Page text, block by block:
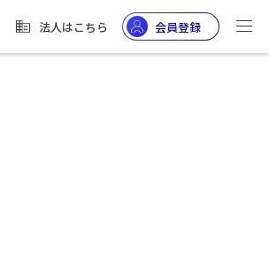
法人はこちら 会員登録